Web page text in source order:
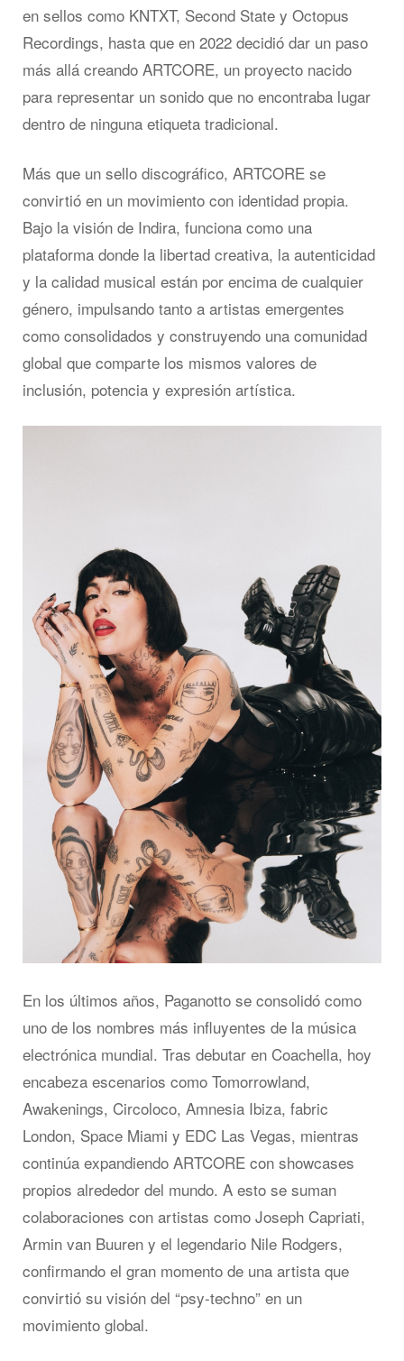
en sellos como KNTXT, Second State y Octopus
Recordings, hasta que en 2022 decidió dar un paso
más allá creando ARTCORE, un proyecto nacido
para representar un sonido que no encontraba lugar
dentro de ninguna etiqueta tradicional.
Más que un sello discográfico, ARTCORE se
convirtió en un movimiento con identidad propia.
Bajo la visión de Indira, funciona como una
plataforma donde la libertad creativa, la autenticidad
y la calidad musical están por encima de cualquier
género, impulsando tanto a artistas emergentes
como consolidados y construyendo una comunidad
global que comparte los mismos valores de
inclusión, potencia y expresión artística.
En los últimos años, Paganotto se consolidó como
uno de los nombres más influyentes de la música
electrónica mundial. Tras debutar en Coachella, hoy
encabeza escenarios como Tomorrowland,
Awakenings, Circoloco, Amnesia Ibiza, fabric
London, Space Miami y EDC Las Vegas, mientras
continúa expandiendo ARTCORE con showcases
propios alrededor del mundo. A esto se suman
colaboraciones con artistas como Joseph Capriati,
Armin van Buuren y el legendario Nile Rodgers,
confirmando el gran momento de una artista que
convirtió su visión del “psy-techno” en un
movimiento global.